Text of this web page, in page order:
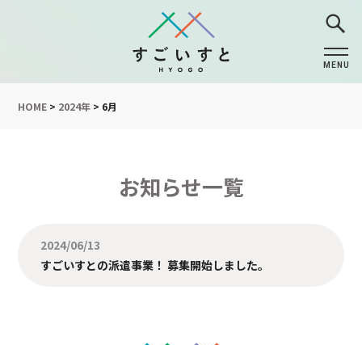
HOME > 2024年 > 6月
お知らせ一覧
2024/06/13
すごいすとの派遣事業！ 募集開始しました。
MENU